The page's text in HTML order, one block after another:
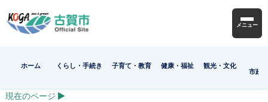
メニュー
ホーム くらし・手続き 子育て・教育 健康・福祉
観光・文化
市政
現在のページ